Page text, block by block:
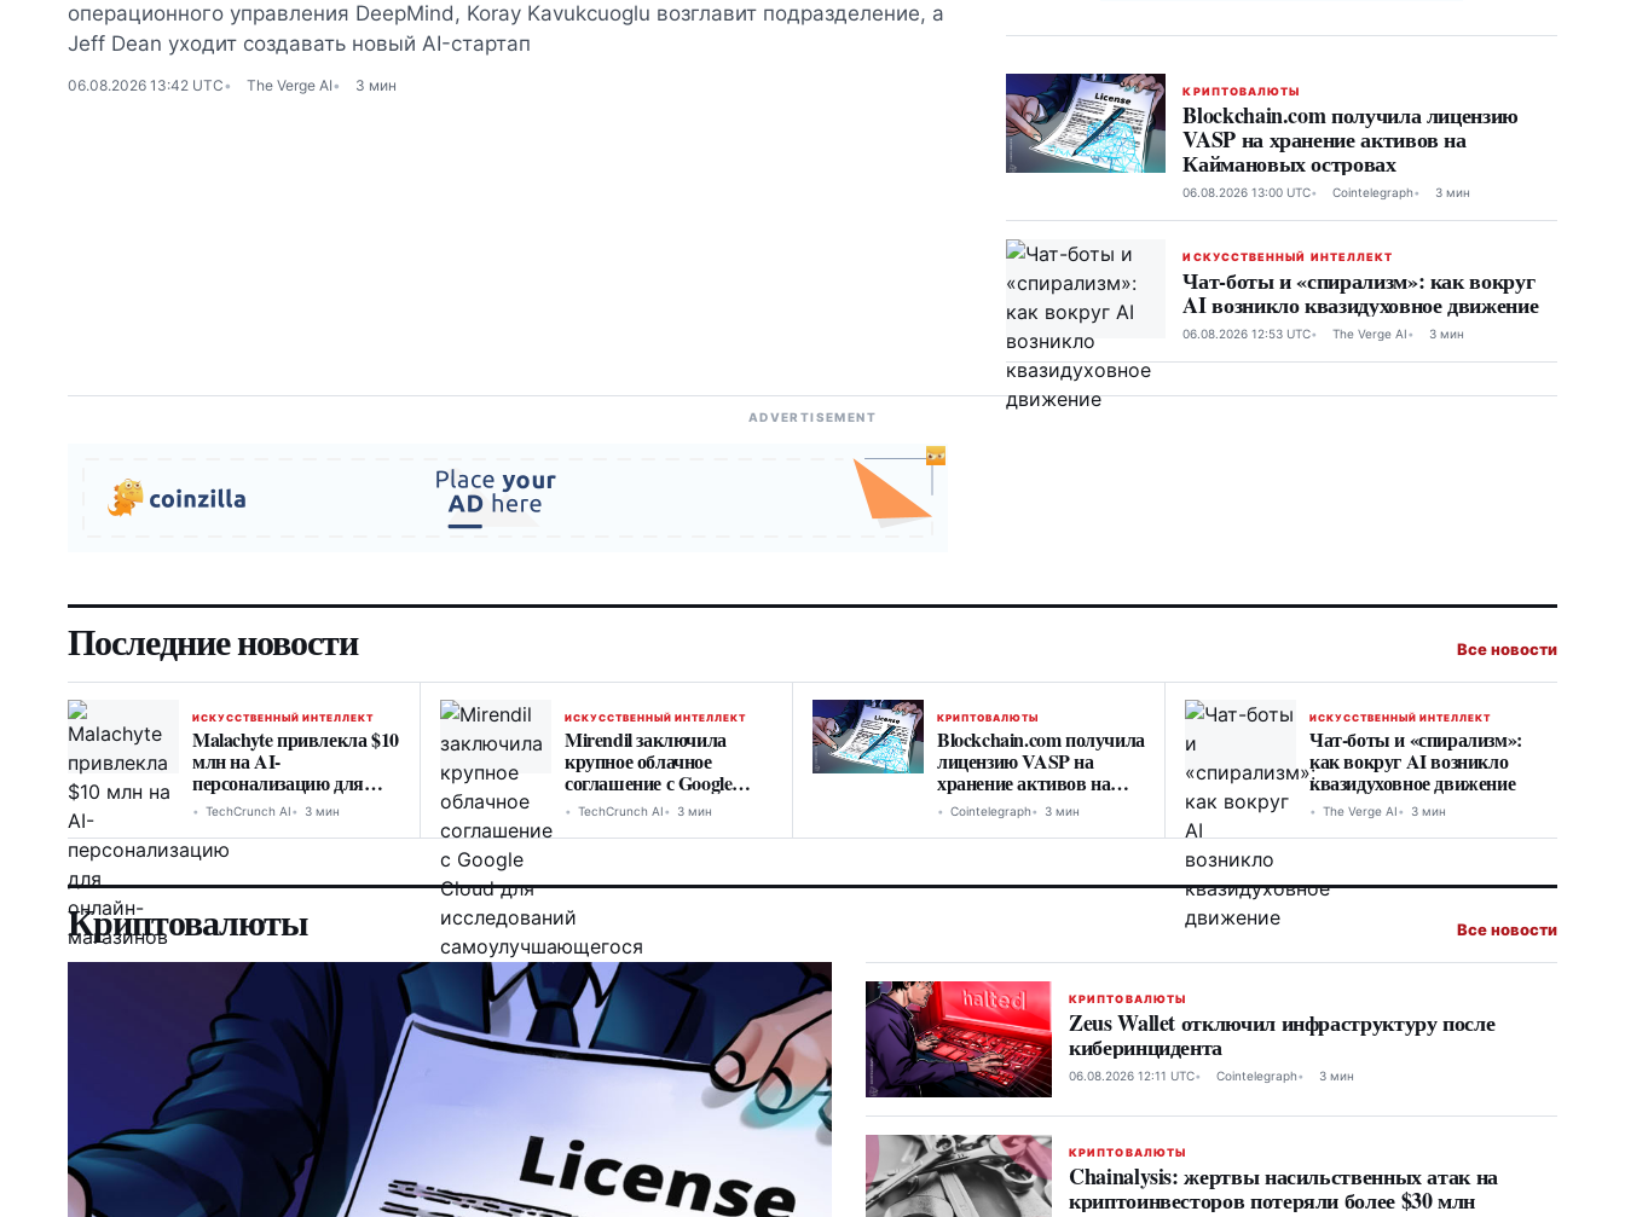
операционного управления DeepMind, Koray Kavukcuoglu возглавит подразделение, а
Jeff Dean уходит создавать новый AI-стартап
06.08.2026 13:42 UTC The Verge AI 3 мин КРИПТОВАЛЮТЫ
Blockchain.com получила лицензию
VASP на хранение активов на
Каймановых островах
06.08.2026 13:00 UTC Cointelegraph 3 мин
ИСКУССТВЕННЫЙ ИНТЕЛЛЕКТ
Чат-боты и «спирализм»: как вокруг
AI возникло квазидуховное движение
06.08.2026 12:53 UTC The Verge AI 3 мин
ADVERTISEMENT
Последние новости Все новости
ИСКУССТВЕННЫЙ ИНТЕЛЛЕКТ
Malachyte привлекла $10
млн на AI-
персонализацию для
онлайн-магазинов
TechCrunch AI 3 мин
ИСКУССТВЕННЫЙ ИНТЕЛЛЕКТ
Mirendil заключила
крупное облачное
соглашение с Google
Cloud для исследований
TechCrunch AI 3 мин
КРИПТОВАЛЮТЫ
Blockchain.com получила
лицензию VASP на
хранение активов на
Каймановых островах
Cointelegraph 3 мин
ИСКУССТВЕННЫЙ ИНТЕЛЛЕКТ
Чат-боты и «спирализм»:
как вокруг AI возникло
квазидуховное движение
The Verge AI 3 мин
Криптовалюты Все новости
КРИПТОВАЛЮТЫ
Zeus Wallet отключил инфраструктуру после
киберинцидента
06.08.2026 12:11 UTC Cointelegraph 3 мин
КРИПТОВАЛЮТЫ
Chainalysis: жертвы насильственных атак на
криптоинвесторов потеряли более $30 млн